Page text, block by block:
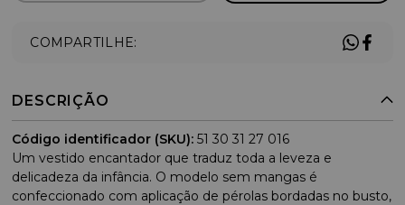
COMPARTILHE:
DESCRIÇÃO
Código identificador (SKU): 51 30 31 27 016
Um vestido encantador que traduz toda a leveza e
delicadeza da infância. O modelo sem mangas é
confeccionado com aplicação de pérolas bordadas no busto,